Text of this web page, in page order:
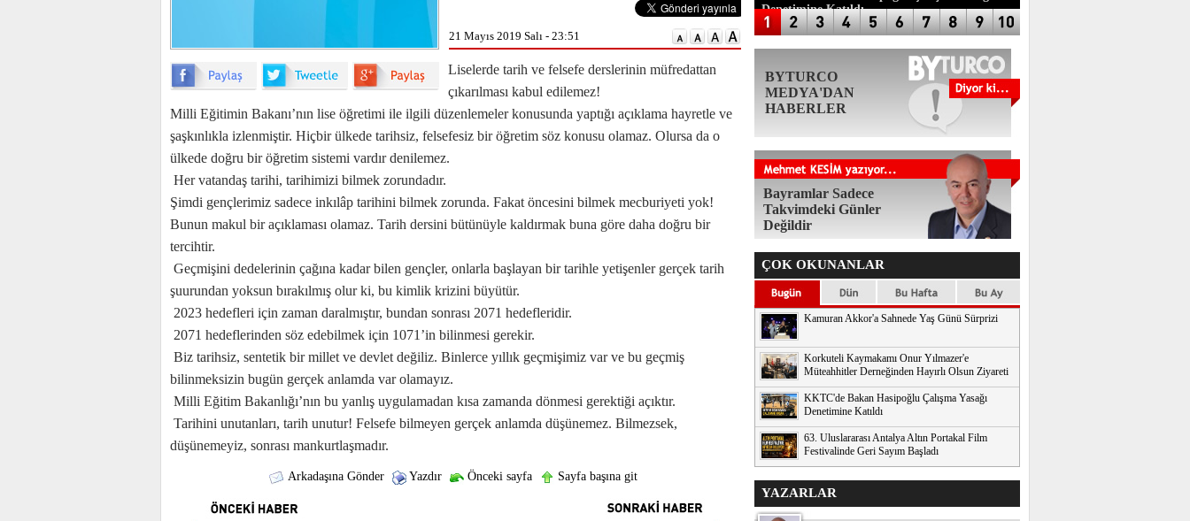
21 Mayıs 2019 Salı - 23:51
Liselerde tarih ve felsefe derslerinin müfredattan
çıkarılması kabul edilemez!
Milli Eğitimin Bakanı’nın lise öğretimi ile ilgili düzenlemeler konusunda yaptığı açıklama hayretle ve
şaşkınlıkla izlenmiştir. Hiçbir ülkede tarihsiz, felsefesiz bir öğretim söz konusu olamaz. Olursa da o
ülkede doğru bir öğretim sistemi vardır denilemez.
Her vatandaş tarihi, tarihimizi bilmek zorundadır.
Şimdi gençlerimiz sadece inkılâp tarihini bilmek zorunda. Fakat öncesini bilmek mecburiyeti yok!
Bunun makul bir açıklaması olamaz. Tarih dersini bütünüyle kaldırmak buna göre daha doğru bir
tercihtir.
Geçmişini dedelerinin çağına kadar bilen gençler, onlarla başlayan bir tarihle yetişenler gerçek tarih
şuurundan yoksun bırakılmış olur ki, bu kimlik krizini büyütür.
2023 hedefleri için zaman daralmıştır, bundan sonrası 2071 hedefleridir.
2071 hedeflerinden söz edebilmek için 1071’in bilinmesi gerekir.
Biz tarihsiz, sentetik bir millet ve devlet değiliz. Binlerce yıllık geçmişimiz var ve bu geçmiş
bilinmeksizin bugün gerçek anlamda var olamayız.
Milli Eğitim Bakanlığı’nın bu yanlış uygulamadan kısa zamanda dönmesi gerektiği açıktır.
Tarihini unutanları, tarih unutur! Felsefe bilmeyen gerçek anlamda düşünemez. Bilmezsek,
düşünemeyiz, sonrası mankurtlaşmadır.
Arkadaşına Gönder Yazdır Önceki sayfa Sayfa başına git
Denetimine Katıldı
BYTURCO
MEDYA'DAN
HABERLER
Bayramlar Sadece
Takvimdeki Günler
Değildir
ÇOK OKUNANLAR
Kamuran Akkor'a Sahnede Yaş Günü Sürprizi
Korkuteli Kaymakamı Onur Yılmazer'e
Müteahhitler Derneğinden Hayırlı Olsun Ziyareti
KKTC'de Bakan Hasipoğlu Çalışma Yasağı
Denetimine Katıldı
63. Uluslararası Antalya Altın Portakal Film
Festivalinde Geri Sayım Başladı
YAZARLAR